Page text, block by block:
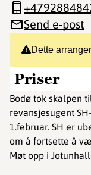
Dette
Priser
Bodø tok skalpen
revansjesugent
1.februar. SH er
om å fortsette å
Møt opp i
Send e-post